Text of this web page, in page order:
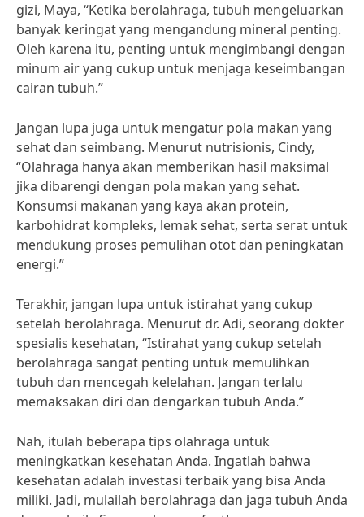
gizi, Maya, “Ketika berolahraga, tubuh mengeluarkan
banyak keringat yang mengandung mineral penting.
Oleh karena itu, penting untuk mengimbangi dengan
minum air yang cukup untuk menjaga keseimbangan
cairan tubuh.”
Jangan lupa juga untuk mengatur pola makan yang
sehat dan seimbang. Menurut nutrisionis, Cindy,
“Olahraga hanya akan memberikan hasil maksimal
jika dibarengi dengan pola makan yang sehat.
Konsumsi makanan yang kaya akan protein,
karbohidrat kompleks, lemak sehat, serta serat untuk
mendukung proses pemulihan otot dan peningkatan
energi.”
Terakhir, jangan lupa untuk istirahat yang cukup
setelah berolahraga. Menurut dr. Adi, seorang dokter
spesialis kesehatan, “Istirahat yang cukup setelah
berolahraga sangat penting untuk memulihkan
tubuh dan mencegah kelelahan. Jangan terlalu
memaksakan diri dan dengarkan tubuh Anda.”
Nah, itulah beberapa tips olahraga untuk
meningkatkan kesehatan Anda. Ingatlah bahwa
kesehatan adalah investasi terbaik yang bisa Anda
miliki. Jadi, mulailah berolahraga dan jaga tubuh Anda